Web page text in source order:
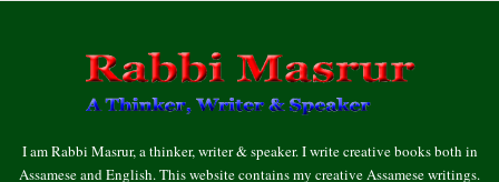
I am Rabbi Masrur, a thinker, writer & speaker. I write creative books both in
Assamese and English. This website contains my creative Assamese writings.